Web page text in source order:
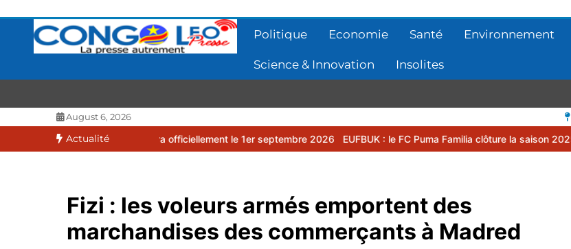
contenu
Politique Economie Santé Environnement
Science & Innovation Insolites
CONGOLEO
La presse autrement
August 6, 2026
Actualité
2027 débutera officiellement le 1er septembre 2026 EUFBUK : le FC Puma Familia clôture la saison 2025-2026 par
Fizi : les voleurs armés emportent des
marchandises des commerçants à Madred